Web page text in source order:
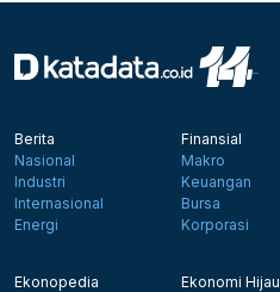
Berita
Nasional
Industri
Internasional
Energi
Finansial
Makro
Keuangan
Bursa
Korporasi
Ekonopedia
Ekonomi Hijau